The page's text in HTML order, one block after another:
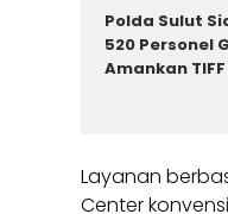
Polda Sulut
520 Personel
Amankan TIFF
Layanan
Center